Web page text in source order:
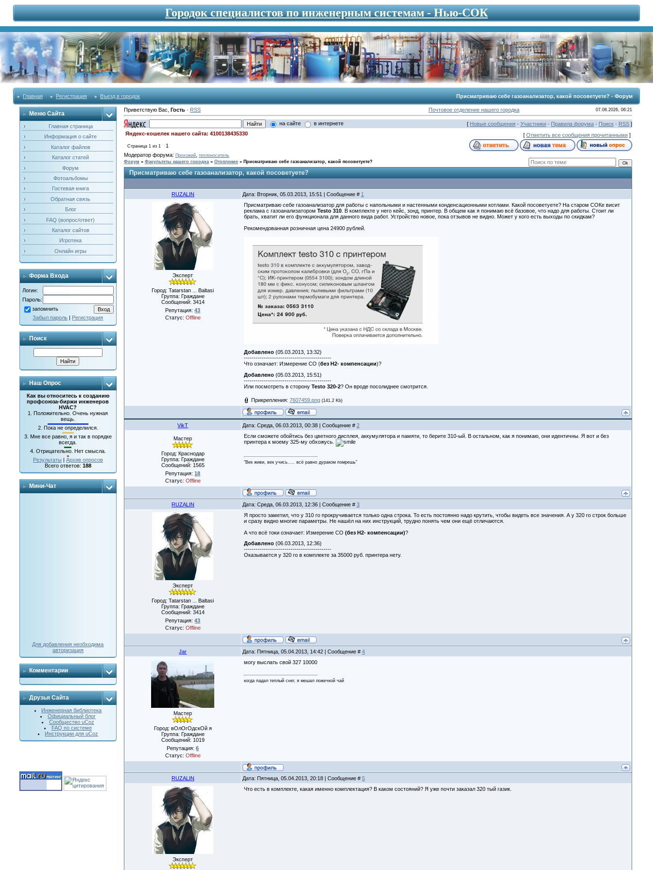
Городок специалистов по инженерным системам - Нью-СОК
Главная Регистрация Въезд в городок Присматриваю себе газоанализатор, какой посоветуете? - Форум
Меню Сайта
Главная страница
Информация о сайте
Каталог файлов
Каталог статей
Форум
Фотоальбомы
Гостевая книга
Обратная связь
Блог
FAQ (вопрос/ответ)
Каталог сайтов
Игротека
Онлайн игры
Форма Входа
Логин:
Пароль:
запомнить
Забыл пароль | Регистрация
Поиск
Наш Опрос
Как вы относитесь к созданию
профсоюза-биржи инженеров
HVAC?
1.Положительно. Очень нужная
вещь.
2. Пока не определился.
3. Мне все равно, я и так в порядке
всегда.
4. Отрицательно. Нет смысла.
Результаты | Архив опросов
Всего ответов: 188
Мини-Чат
Для добавления необходима
авторизация
Комментарии
Друзья Сайта
Инженерная библиотека
Официальный блог
Сообщество uCoz
FAQ по системе
Инструкции для uCoz
Приветствую Вас Гость· RSS Почтовое отделение нашего городка 07.08.2026, 06:21
на сайте в интернете [ Новые сообщения· Участники· Правила форума· Поиск· RSS]
Яндекс-кошелек нашего сайта: 4100138435330
[ Отметить все сообщения прочитанными]
Страница 1 из 1
1
Модератор форума: Прохожий, теплоноситель
Форум » Факультеты нашего городка » Отопление » Присматриваю себе газоанализатор, какой посоветуете?
Присматриваю себе газоанализатор, какой посоветуете?
RUZALIN Дата: Вторник, 05.03.2013, 15:51 | Сообщение # 1
Эксперт
Город: Tatarstan ... Baltasi
Группа: Граждане
Сообщений: 3414
Репутация:43
Статус: Offline
Присматриваю себе газоанализатор для работы с напольными и настенными конденсационными котлами. Какой посоветуете? На старом СОКе висит
реклама с газоанализатором Testo 310. В комплекте у него кейс, зонд, принтер. В общем как я понимаю всё базовое, что надо для работы. Стоит ли
брать, хватит ли его функционала для данного вида работ. Устройство новое, пока отзывов не видно. Может у кого есть выходы по скидкам?
Рекомендованная розничная цена 24900 рублей.
Добавлено(05.03.2013, 13:32)
---------------------------------------------
Что означает: Измерение CO (без H2- компенсации)?
Добавлено(05.03.2013, 15:51)
---------------------------------------------
Или посмотреть в сторону Testo 320-2? Он вроде посолиднее смотрится.
Прикрепления: 7607459.png (141.2 Kb)
VikT Дата: Среда, 06.03.2013, 00:38 | Сообщение # 2
Мастер
Город: Краснодар
Группа: Граждане
Сообщений: 1565
Репутация:18
Статус: Offline
Если сможете обойтись без цветного дисплея, аккумулятора и памяти, то берите 310-ый. В остальном, как я понимаю, они идентичны. Я вот и без
принтера к моему 325-му обхожусь.
"Век живи, век учись..... всё равно дураком помрешь"
RUZALIN Дата: Среда, 06.03.2013, 12:36 | Сообщение # 3
Эксперт
Город: Tatarstan ... Baltasi
Группа: Граждане
Сообщений: 3414
Репутация:43
Статус: Offline
Я просто заметил, что у 310 го прокручивается только одна строка. То есть постоянно надо крутить, чтобы видеть все значения. А у 320 го строк больше
и сразу видно многие параметры. Не нашёл на них инструкций, трудно понять чем они ещё отличаются.
А что всё токи означает: Измерение CO (без H2- компенсации)?
Добавлено(06.03.2013, 12:36)
---------------------------------------------
Оказывается у 320 го в комплекте за 35000 руб. принтера нету.
Jar Дата: Пятница, 05.04.2013, 14:42 | Сообщение # 4
Мастер
Город: вОлОгОдскОй я
Группа: Граждане
Сообщений: 1019
Репутация:6
Статус: Offline
могу выслать свой 327 10000
когда падал теплый снег, я мешал ложечкой чай
RUZALIN Дата: Пятница, 05.04.2013, 20:18 | Сообщение # 5
Эксперт
Что есть в комплекте, какая именно комплектация? В каком состояний? Я уже почти заказал 320 тый газик.